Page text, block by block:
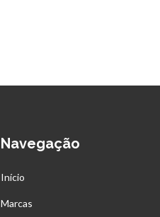
Navegação
Início
Marcas